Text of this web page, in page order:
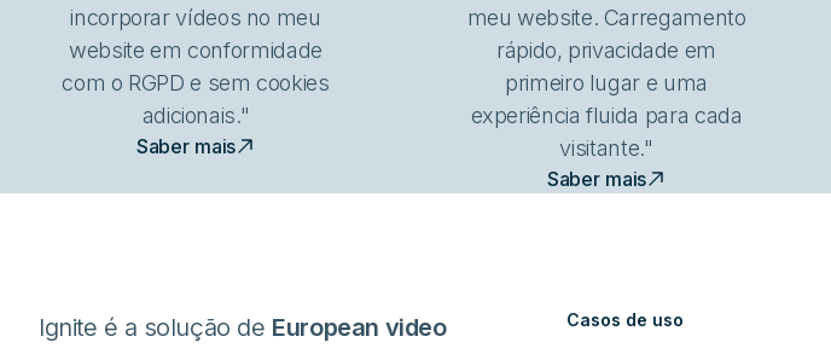
incorporar vídeos no meu
website em conformidade
com o RGPD e sem cookies
adicionais."
Saber mais
meu website. Carregamento
rápido, privacidade em
primeiro lugar e uma
experiência fluida para cada
visitante."
Saber mais
Ignite é a solução de European video
Casos de uso